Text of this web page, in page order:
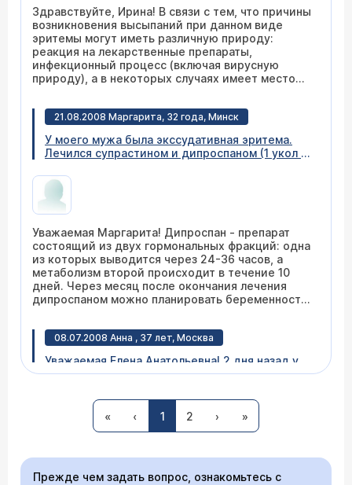
проходило,как только переставала колоть
были рецидивы...заметила что у меня
аллергия на шампуни..сейчас все тело
чистое..во рту на языке два больших пятна...и
белый налет..как лечить? спасибо заранее
Здравствуйте, Ирина! В связи с тем, что причины
возникновения высыпаний при данном виде
эритемы могут иметь различную природу:
реакция на лекарственные препараты,
инфекционный процесс (включая вирусную
природу), а в некоторых случаях имеет место
подхода к лечению нет. Для кого-то хороший
антигистаминных, антибактериальных
препаратов, а в каком-то - прием
индивидуально.
21.08.2008 Маргарита, 32 года, Минск
У моего мужа была экссудативная эритема.
Лечился супрастином и дипроспаном (1 укол 3
планировать беременность? Не повлияют ли
эти лекарства на ребенка в случае
наступления беременности?
Уважаемая Маргарита! Дипроспан - препарат
состоящий из двух гормональных фракций: одна
из которых выводится через 24-36 часов, а
метаболизм второй происходит в течение 10
дней. Через месяц после окончания лечения
дипроспаном можно планировать беременность.
беременности, патологии развития плода на
08.07.2008 Анна , 37 лет, Москва
Уважаемая Елена Анатольевна! 2 дня назад у
меня на ногах появились красные
меня была узловатая эритема, но более 20 лет
я о ней не вспоминала. А сейчас снова.
Неделю назад я простыла и до сих пор
Подскажите, что делать?
советую Вам обратиться к ревматологу
« ‹ 1 2 › »
Прежде чем задать вопрос, ознакомьтесь с